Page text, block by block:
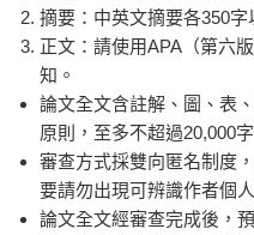
摘要：中英文摘要各350字
正文：請使用APA（第六
知。
論文全文含註解、圖、表
原則，至多不超過20,000字
審查方式採雙向匿名制度
要請勿出現可辨識作者個
論文全文經審查完成後，